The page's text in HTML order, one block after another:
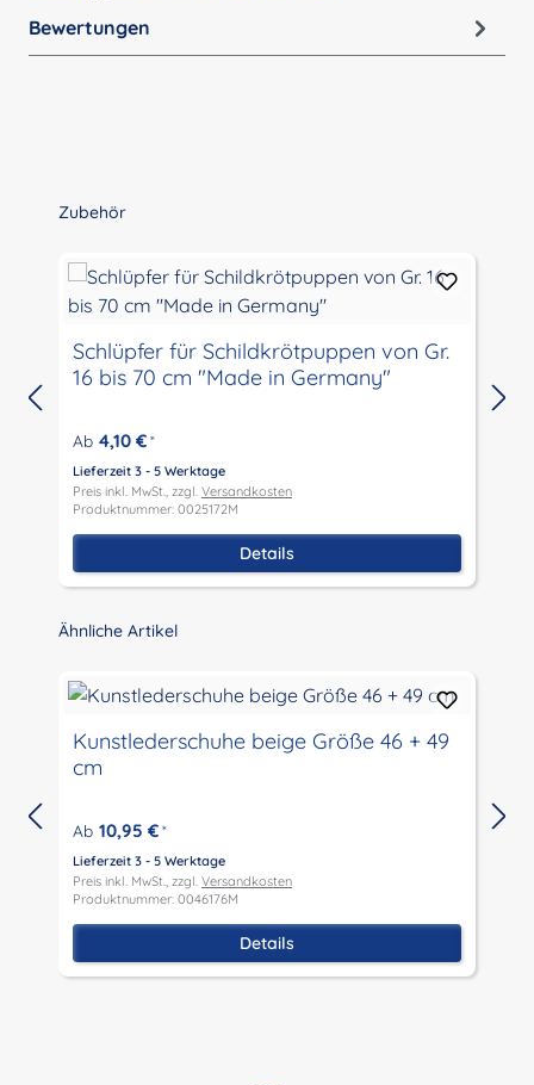
Bewertungen
Produktgalerie überspringen
Zubehör
Schlüpfer für Schildkrötpuppen von Gr.
16 bis 70 cm "Made in Germany"
Ab 4,10 € *
Lieferzeit 3 - 5 Werktage
Preis inkl. MwSt., zzgl. Versandkosten
Produktnummer: 0025172M
Details
Produktgalerie überspringen
Ähnliche Artikel
Kunstlederschuhe beige Größe 46 + 49
cm
Ab 10,95 € *
Lieferzeit 3 - 5 Werktage
Preis inkl. MwSt., zzgl. Versandkosten
Produktnummer: 0046176M
Details